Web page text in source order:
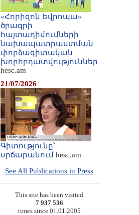
«Հորիզոն Եվրոպա»
ծրագրի
հայտադիմումների
նախապատրաստման
փորձագիտական
խորհրդատվություններ
hesc.am
21/07/2026
Գիտությունը՝
սրճարանում hesc.am
See All Publications in Press
This site has been visited
7 937 536
times since 01.01.2005